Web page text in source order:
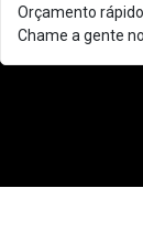
Deep House
Orçamento
Chame a gente